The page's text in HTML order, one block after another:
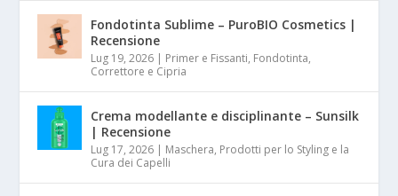
Fondotinta Sublime – PuroBIO Cosmetics |
Recensione
Lug 19, 2026 | Primer e Fissanti, Fondotinta,
Correttore e Cipria
Crema modellante e disciplinante – Sunsilk
| Recensione
Lug 17, 2026 | Maschera, Prodotti per lo Styling e la
Cura dei Capelli